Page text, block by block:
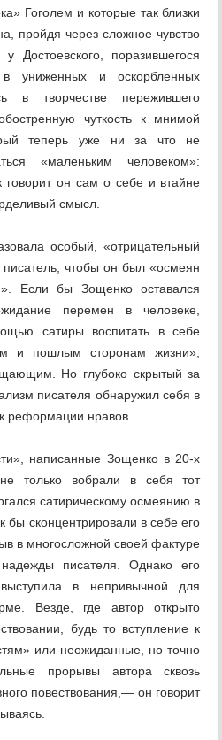
Гоголем и которые так близки
пройдя через сложное чувство
Достоевского, поразившегося
униженных и оскорбленных
в творчестве пережившего
чуткость к мнимой
теперь уже ни за что не
«маленьким человеком»:
он сам о себе и втайне
смысл.
особый, «отрицательный
чтобы он был «осмеян
Если бы Зощенко оставался
перемен в человеке,
сатиры воспитать в себе
и пошлым сторонам жизни»,
Но глубоко скрытый за
писателя обнаружил себя в
реформации нравов.
написанные Зощенко в 20-х
только вобрали в себя тот
сатирическому осмеянию в
бы сконцентрировали в себе его
в многосложной своей фактуре
писателя. Однако его
в непривычной для
Везде, где автор открыто
будь то вступление к
или неожиданные, но точно
прорывы автора сквозь
повествования,— он говорит